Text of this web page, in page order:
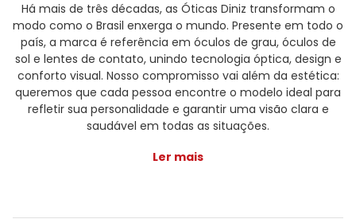
Há mais de três décadas, as Óticas Diniz transformam o
modo como o Brasil enxerga o mundo. Presente em todo o
país, a marca é referência em óculos de grau, óculos de
sol e lentes de contato, unindo tecnologia óptica, design e
conforto visual. Nosso compromisso vai além da estética:
queremos que cada pessoa encontre o modelo ideal para
refletir sua personalidade e garantir uma visão clara e
saudável em todas as situações.
Ler mais